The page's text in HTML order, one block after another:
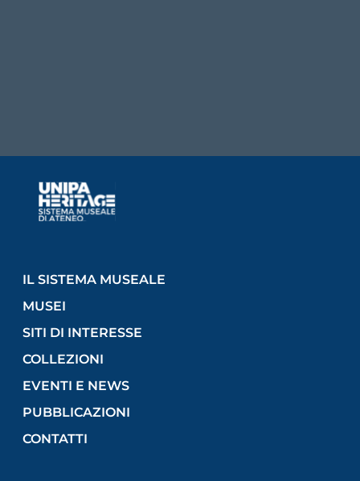
IL SISTEMA MUSEALE
MUSEI
SITI DI INTERESSE
COLLEZIONI
EVENTI E NEWS
PUBBLICAZIONI
CONTATTI